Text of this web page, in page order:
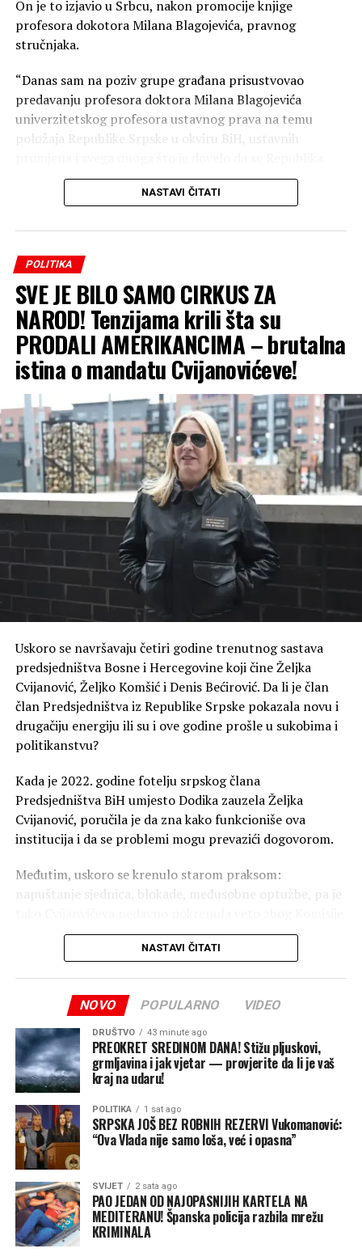
On je to izjavio u Srbcu, nakon promocije knjige
profesora dokotora Milana Blagojevića, pravnog
stručnjaka.
“Danas sam na poziv grupe građana prisustvovao
predavanju profesora doktora Milana Blagojevića
univerzitetskog profesora ustavnog prava na temu
položaja Republike Srpske u okviru BiH, ustavnih
Srpska danas nalazi u situaciji u kojoj se nalazi”, rekao je
“Propoštene su mnoge prilike. U određenim odlukama
koje su donošene, najodgovorniji ljudi koji su obavljali
funkcije u ime Republike Srpske u BiH nisu zaštitili
interese Srpske.
Profesor nas je svojim predavanjem na te stvari
upozorio, odnosno isključivo pričao o onome šta se
dešavalo i kakve su pogrešne odluke donošene”.
(BN) Foto: BN
NASTAVI ČITATI
POLITIKA
SVE JE BILO SAMO CIRKUS ZA
NAROD! Tenzijama krili šta su
PRODALI AMERIKANCIMA – brutalna
istina o mandatu Cvijanovićeve!
Uskoro se navršavaju četiri godine trenutnog sastava
predsjedništva Bosne i Hercegovine koji čine Željka
Cvijanović, Željko Komšić i Denis Bećirović. Da li je član
član Predsjedništva iz Republike Srpske pokazala novu i
drugačiju energiju ili su i ove godine prošle u sukobima i
politikanstvu?
Kada je 2022. godine fotelju srpskog člana
Predsjedništva BiH umjesto Dodika zauzela Željka
Cvijanović, poručila je da zna kako funkcioniše ova
institucija i da se problemi mogu prevazići dogovorom.
Međutim, uskoro se krenulo starom praksom:
napuštanje sjednica, blokade, međusobne optužbe, pa je
za očuvanje nacionalnih spomenika BiH.
odustaju od nametanja i preglasavanja.
“Ja sam izabrana na teritoriji Republike Srpske. To je
skoro pola teritorije Bosne i Hercegovine. Moja ustavna
obaveza je da štitim interese Republike Srpske i ne pada
mi na pamet da me mogu obavezivati druga dva člana
niti bilo ko drugi sem Ustava i Narodne skupštine šta ću
ja raditi u Predsjedništvu”, poručila je Cvijanovićeva
početkom jula ove godine.
Iz opozicije su tada poručili da Cvijanovićeva nastavlja
Dodikovu praksu dizanja tenzija u izbornoj godini, jer je u
januaru Cvijanovićeva propustila priliku da pokrene veto
NASTAVI ČITATI
NOVO POPULARNO VIDEO
DRUŠTVO 43 minute ago
PREOKRET SREDINOM DANA! Stižu pljuskovi,
grmljavina i jak vjetar — provjerite da li je vaš
kraj na udaru!
POLITIKA 1 sat ago
SRPSKA JOŠ BEZ ROBNIH REZERVI Vukomanović:
“Ova Vlada nije samo loša, već i opasna”
SVIJET 2 sata ago
PAO JEDAN OD NAJOPASNIJIH KARTELA NA
MEDITERANU! Španska policija razbila mrežu
KRIMINALA